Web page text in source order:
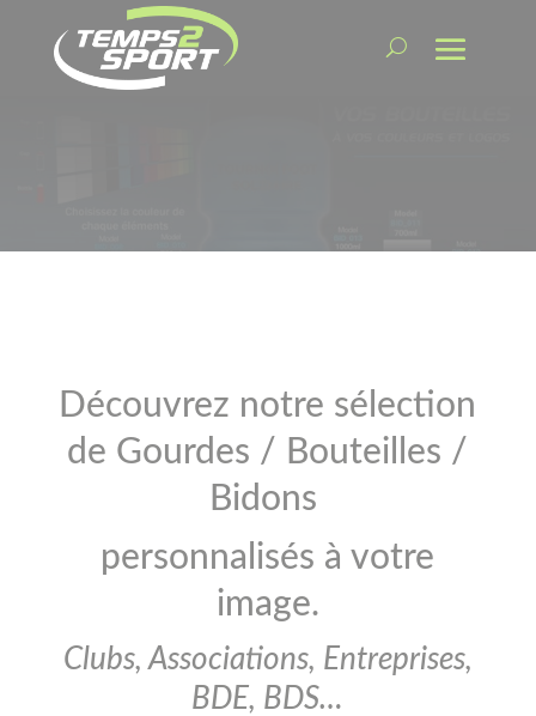
Découvrez notre sélection
de Gourdes / Bouteilles /
Bidons
personnalisés à votre
image.
Clubs, Associations, Entreprises,
BDE, BDS…